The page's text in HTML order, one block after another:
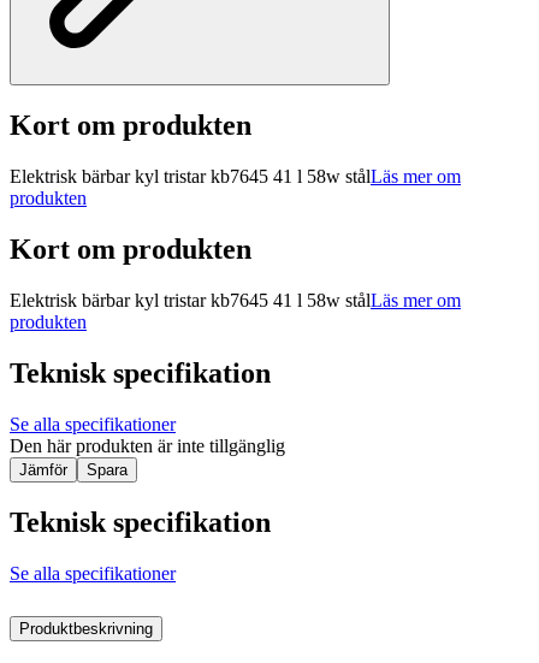
Kort om produkten
Elektrisk bärbar kyl tristar kb7645 41 l 58w stålLäs mer om
produkten
Kort om produkten
Elektrisk bärbar kyl tristar kb7645 41 l 58w stålLäs mer om
produkten
Teknisk specifikation
Se alla specifikationer
Den här produkten är inte tillgänglig
Jämför Spara
Teknisk specifikation
Se alla specifikationer
Produktbeskrivning